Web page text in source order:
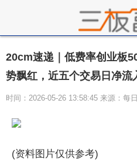
20cm速递｜低费率创业板
势飘红，近五个交易日净流
时间：2026-05-26 13:58:45 来源：每
(资料图片仅供参考)